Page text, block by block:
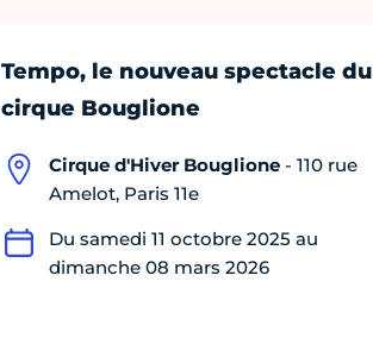
Tempo, le nouveau spectacle du
cirque Bouglione
Cirque d'Hiver Bouglione- 110 rue
Amelot, Paris 11e
Du samedi 11 octobre 2025 au
dimanche 08 mars 2026